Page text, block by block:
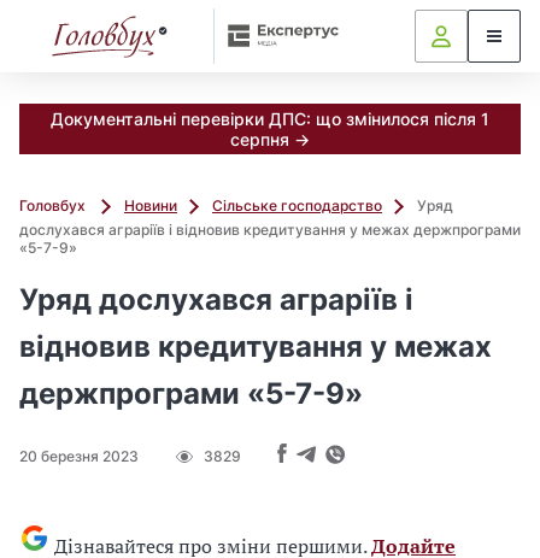
Документальні перевірки ДПС: що змінилося після 1
серпня →
Головбух Новини Сільське господарство
Уряд
дослухався аграріїв і відновив кредитування у межах держпрограми
«5-7-9»
Уряд дослухався аграріїв і
відновив кредитування у межах
держпрограми «5-7-9»
20 березня 2023 3829
Дізнавайтеся про зміни першими.Додайте